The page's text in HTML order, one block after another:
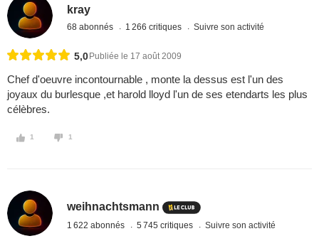
kray
68 abonnés 1 266 critiques Suivre son activité
5,0 Publiée le 17 août 2009
Chef d'oeuvre incontournable , monte la dessus est l'un des
joyaux du burlesque ,et harold lloyd l'un de ses etendarts les plus
célèbres.
1 1
weihnachtsmann
1 622 abonnés 5 745 critiques Suivre son activité